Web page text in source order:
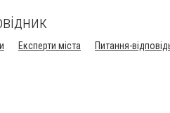
Експерти міста Питання-